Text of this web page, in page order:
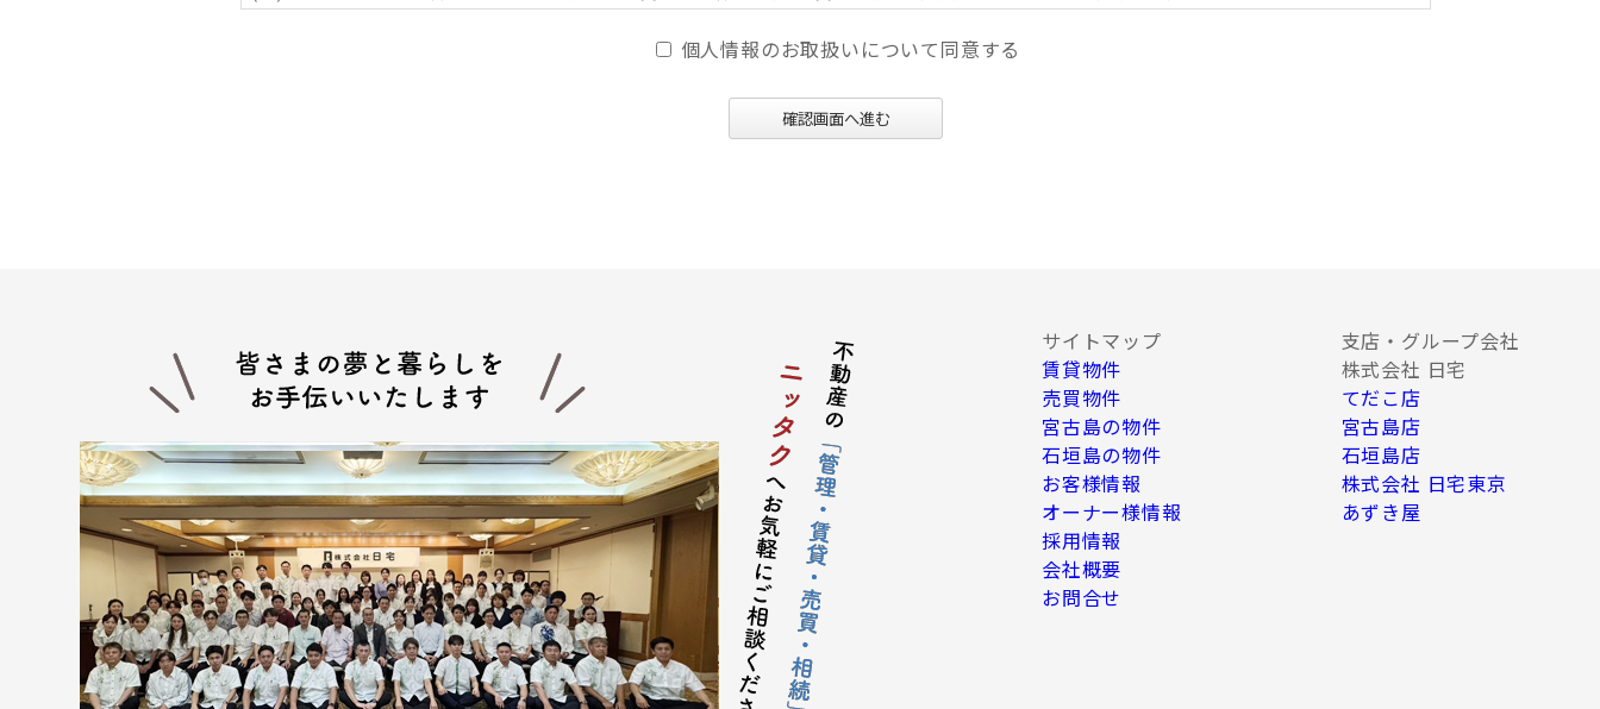
象物件に係る関連情報並びにその他付帯情報
(１) 不動産の賃貸、売買、交換、及びそれらの媒介・代理、紹介、入居申込結果等の連絡、信用情報機関への信用照会、物件の管理等に関する契約
その他取り決め事項の履行に必要な範囲における利用並びに当社及び当社グループ会社（アパマンショップ本部及び加盟企業を含む：以下同
第三者への提供にあたっては、機密保持のために必要な措置を講じます。なお、上記利用目的の達成に必要な範囲内において業務委託先に情報を提供
する場合など、法令に反しない範囲で停止請求をお受けできないことがあります。 お客様の個人情報は、上記利用目的のために以下の者に対して書
面または口頭もしくはその他媒体によるデータで提供します。
(１) お客様から委託を受けた事項についての契約の相手方となる者、その見込者
(２) 賃貸にかかる不動産が売買される場合の不動産仲介業者及び売買後の移管先管理業者
(３) 契約目的にかかる業務に関して当社が委託または提携した業者
(４) 当社グループ会社
(５) 契約目的にかかる損保会社、信販会社、保証会社、公共料金会社、その他住宅関連サービス等を行う企業
(６) 入居希望者の信用照会のための信用情報機関
(７) 入居者が賃料を滞納した場合の滞納金回収連絡会社
(８) 調停、訴訟のための弁護士、司法書士等の専門家
■上記以外にも、次の場合はお客様の個人情報を第三者に対して提供することがあります。
(１) 人の生命、身体又は財産の保護のため必要な場合
(２) 裁判所・税務署・警察署等の官公庁から法令に基づき照会がなされた場合
個人情報のお取扱いについて同意する
確認画面へ進む
サイトマップ
賃貸物件
売買物件
宮古島の物件
石垣島の物件
お客様情報
オーナー様情報
採用情報
会社概要
お問合せ
支店・グループ会社
株式会社 日宅
てだこ店
宮古島店
石垣島店
株式会社 日宅東京
あずき屋